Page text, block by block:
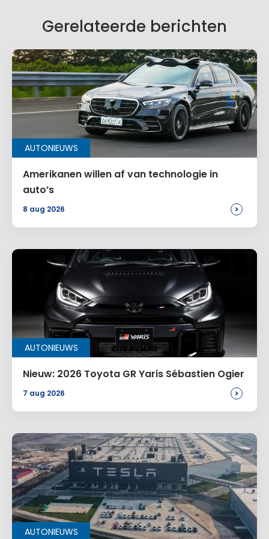
Gerelateerde berichten
AUTONIEUWS
Amerikanen willen af van technologie in
auto’s
8 aug 2026 >
AUTONIEUWS
Nieuw: 2026 Toyota GR Yaris Sébastien Ogier
7 aug 2026 >
AUTONIEUWS